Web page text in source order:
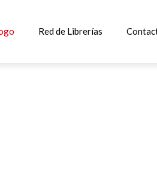
Red de Librerías